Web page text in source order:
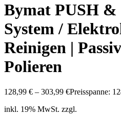
Bymat PUSH
System /
Reinigen |
Polieren
128,99 € – 303,99 €Preisspanne:
inkl. 19% MwSt. zzgl.